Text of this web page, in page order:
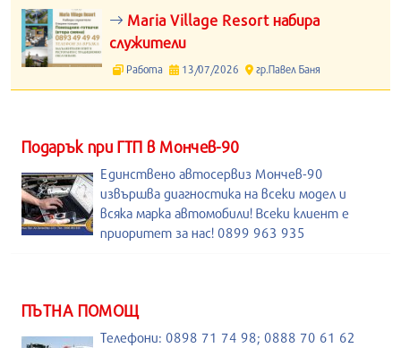
Maria Village Resort набира
служители
Работа 13/07/2026 гр.Павел Баня
Подарък при ГТП в Мончев-90
Единствено автосервиз Мончев-90
извършва диагностика на всеки модел и
всяка марка автомобили! Всеки клиент е
приоритет за нас! 0899 963 935
ПЪТНА ПОМОЩ
Телефони: 0898 71 74 98; 0888 70 61 62